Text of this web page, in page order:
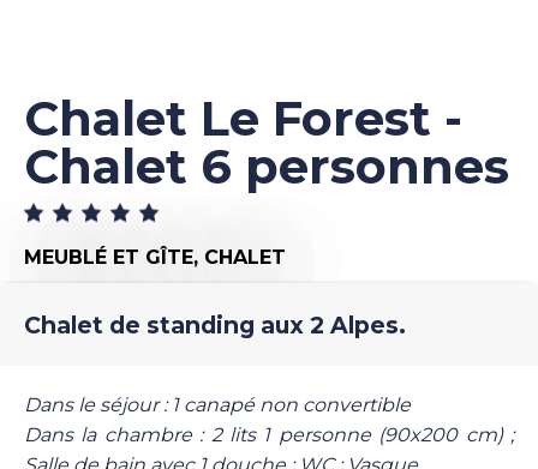
Chalet Le Forest -
Chalet 6 personnes
MEUBLÉ ET GÎTE, CHALET
Chalet de standing aux 2 Alpes.
Dans le séjour : 1 canapé non convertible
Dans la chambre : 2 lits 1 personne (90x200 cm) ;
Salle de bain avec 1 douche ; WC ; Vasque